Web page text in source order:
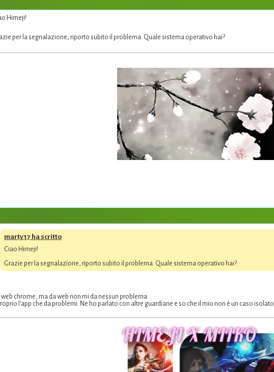
Himeji!
per la segnalazione, riporto subito il problema. Quale sistema operativo hai?
marty17 ha scritto
Ciao Himeji!
Grazie per la segnalazione, riporto subito il problema. Quale sistema operativo hai?
web chrome, ma da web non mi da nessun problema
l'app che da problemi. Ne ho parlato con altre guardiane e so che il mio non è un caso isolato